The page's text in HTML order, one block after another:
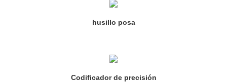
husillo posa
Codificador de precisión